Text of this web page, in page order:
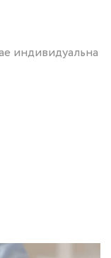
индивидуальна